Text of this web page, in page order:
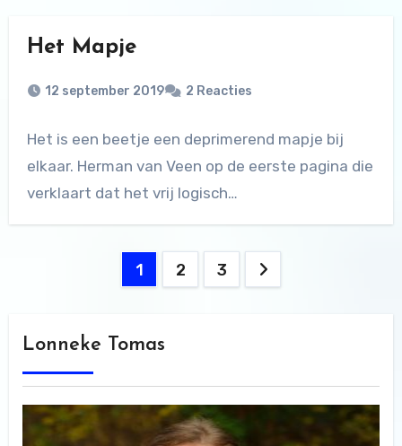
Het Mapje
12 september 2019 2 Reacties
Het is een beetje een deprimerend mapje bij
elkaar. Herman van Veen op de eerste pagina die
verklaart dat het vrij logisch…
Berichten1 2 3
Lonneke Tomas